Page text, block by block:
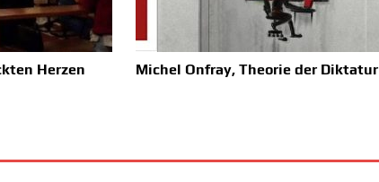
Herzen
Michel Onfray, Theorie der Diktatur